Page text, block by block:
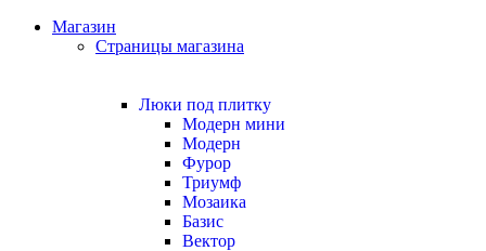
Магазин
Страницы магазина
Люки под плитку
Модерн мини
Модерн
Фурор
Триумф
Мозаика
Базис
Вектор